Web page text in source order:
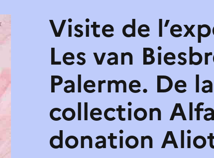
Visite de
Les van
Palerme. De la
collection
donation